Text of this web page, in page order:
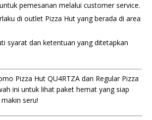
pemesanan melalui customer service.
di outlet Pizza Hut yang berada di area
syarat dan ketentuan yang ditetapkan
Pizza Hut QU4RTZA dan Regular Pizza
ini untuk lihat paket hemat yang siap
seru!